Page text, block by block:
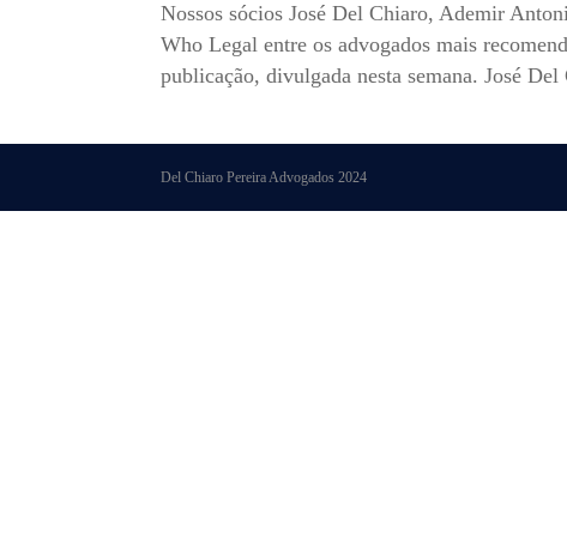
Nossos sócios José Del Chiaro, Ademir
Who Legal entre os advogados mais
publicação, divulgada nesta semana. José
Del Chiaro Pereira Advogados 2024